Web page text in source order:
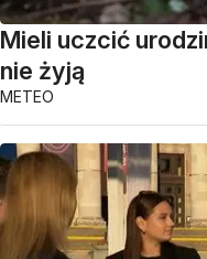
Mieli uczcić
nie żyją
METEO